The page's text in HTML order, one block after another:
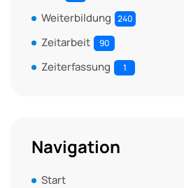
Weiterbildung 240
Zeitarbeit 90
Zeiterfassung 1
Navigation
Start